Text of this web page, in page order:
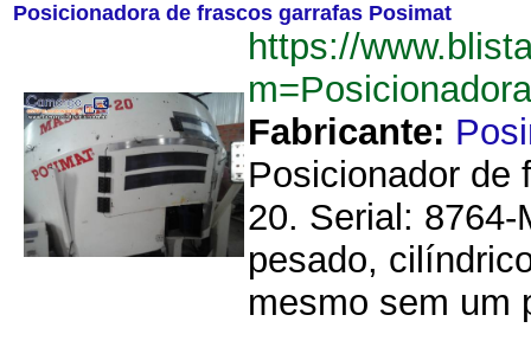
Posicionadora de frascos garrafas Posimat
https://
Fabricante:
Posicionador de
20. Serial:
pesado,
mesmo sem um